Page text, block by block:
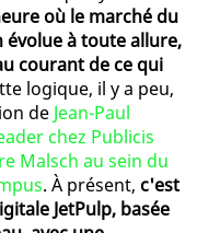
où le marché du
à toute allure,
courant de ce qui
logique, il y a peu,
de Jean-Paul
chez Publicis
Malsch au sein du
. À présent, c'est
JetPulp, basée